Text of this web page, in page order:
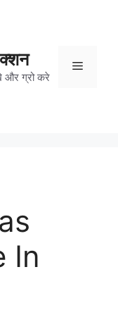
ग्रो करे
Menu
In